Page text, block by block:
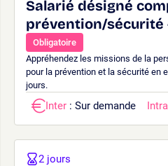
Salarié désigné
prévention/sécurité
Obligatoire
Appréhendez les missions de la
pour la prévention et la sécurité en
jours.
Inter : Sur demande Intra
2 jours